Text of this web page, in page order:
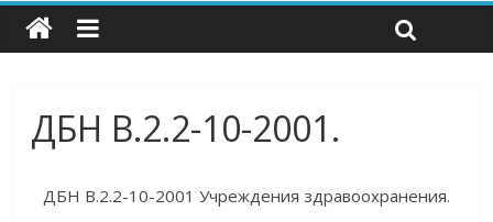
ДБН В.2.2-10-2001.
ДБН В.2.2-10-2001 Учреждения здравоохранения.